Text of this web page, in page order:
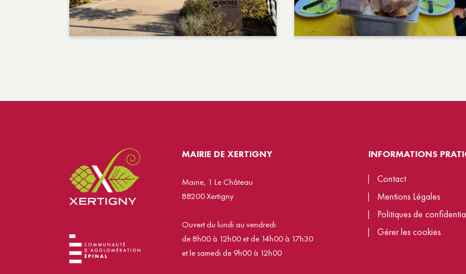
MAIRIE DE XERTIGNY
Mairie, 1 Le Château
88200 Xertigny
Ouvert du lundi au vendredi
de 8h00 à 12h00 et de 14h00 à 17h30
et le samedi de 9h00 à 12h00
INFORMATIONS
Contact
Mentions Légales
Politiques de
Gérer les cookies